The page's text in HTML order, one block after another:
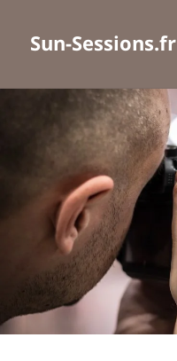
Sun-Sessions.fr